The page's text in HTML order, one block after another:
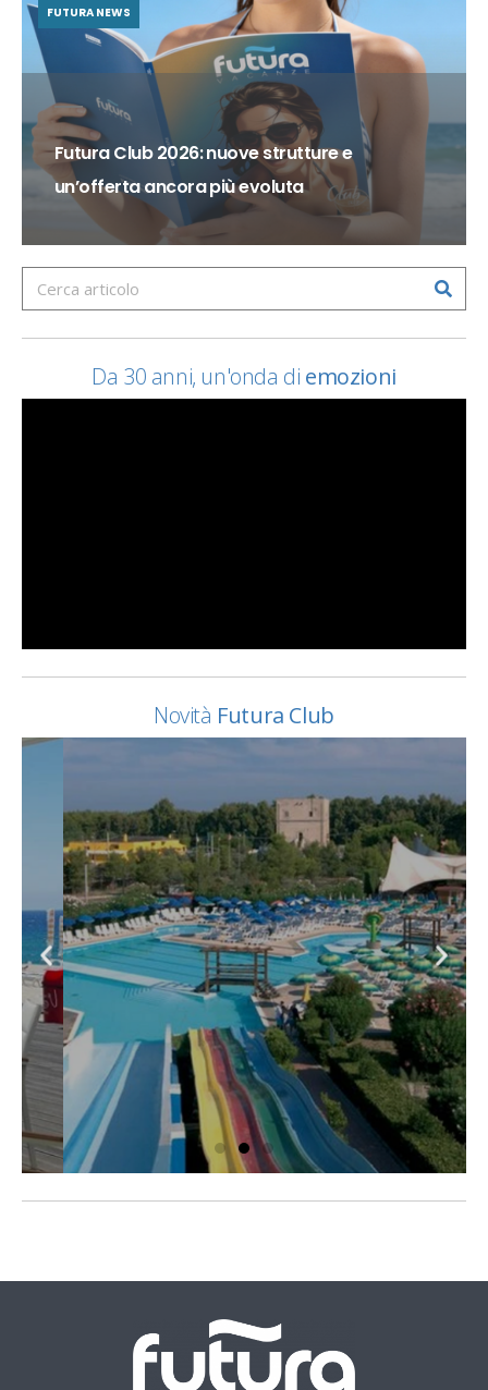
Futura Club 2026: nuove strutture e
un’offerta ancora più evoluta
FUTURA NEWS
Da 30 anni, un'onda di emozioni
Novità Futura Club
Futura Club
Albatros
La tua vacanza nel cuore della Puglia
Scopri il Club